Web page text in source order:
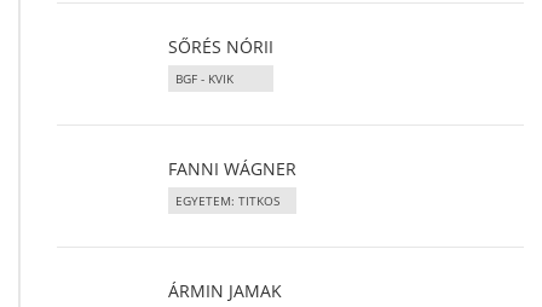
SŐRÉS NÓRII
BGF - KVIK
FANNI WÁGNER
EGYETEM: TITKOS
ÁRMIN JAMAK